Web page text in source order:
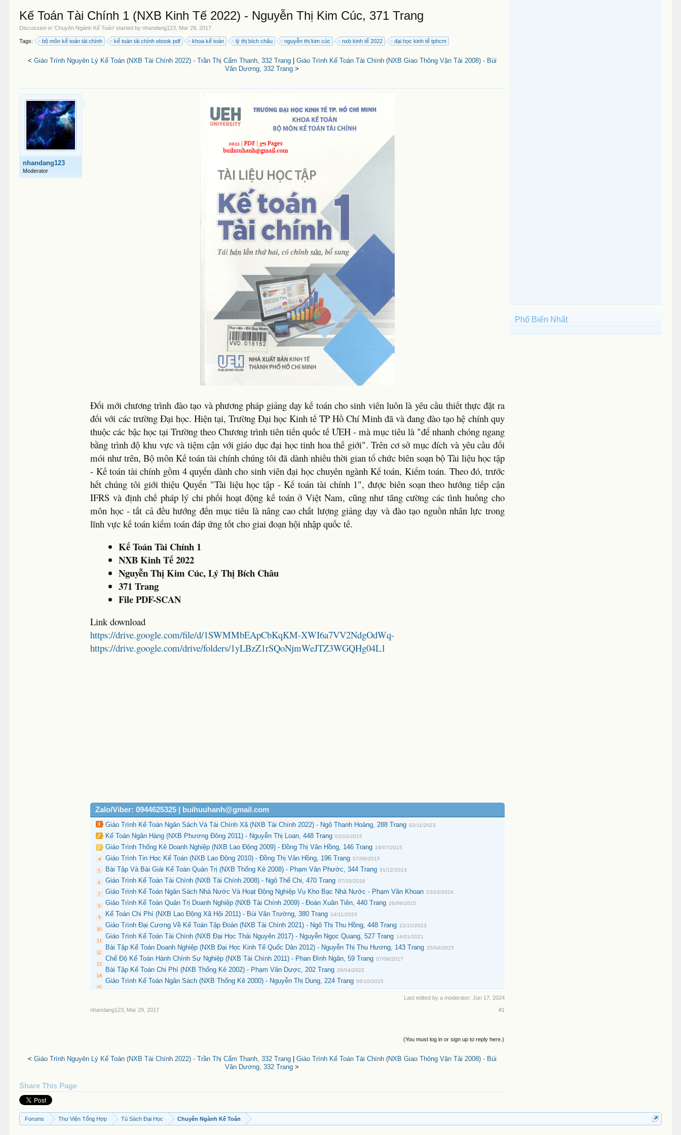
Kế Toán Tài Chính 1 (NXB Kinh Tế 2022) - Nguyễn Thị Kim Cúc, 371 Trang
Discussion in 'Chuyên Ngành Kế Toán' started bynhandang123 Mar 29, 2017
Tags: bộ môn kế toán tài chính kế toán tài chính ebook pdf khoa kế toán lý thị bích châu nguyễn thị kim cúc nxb kinh tế 2022 đại học kinh tế tphcm
< Giáo Trình Nguyên Lý Kế Toán (NXB Tài Chính 2022) - Trần Thị Cẩm Thanh, 332 Trang| Giáo Trình Kế Toán Tài Chính (NXB Giao Thông Vận Tải 2008) - Bùi
Văn Dương, 332 Trang >
nhandang123
Moderator
Đổi mới chương trình đào tạo và phương pháp giảng dạy kế toán cho sinh viên luôn là yêu cầu thiết thực đặt ra
đối với các trường Đại học. Hiện tại, Trường Đại học Kinh tế TP Hồ Chí Minh đã và đang đào tạo hệ chính quy
thuộc các bậc học tại Trường theo Chương trình tiên tiến quốc tế ƯEH - mà mục tiêu là "để nhanh chóng ngang
bằng trình độ khu vực và tiệm cận với giáo dục đại học tinh hoa thế giới". Trên cơ sở mục đích và yêu cầu đổi
mói như trên, Bộ môn Kế toán tài chính chúng tôi đã dành nhiều thời gian tổ chức biên soạn bộ Tài liệu học tập
- Kế toán tài chính gồm 4 quyển dành cho sinh viên đại học chuyên ngành Kế toán, Kiểm toán. Theo đó, trước
hết chúng tôi giới thiệu Quyển "Tài liệu học tập - Kế toán tài chính 1", được biên soạn theo hướng tiếp cận
IFRS và định chế pháp lý chi phối hoạt động kế toán ở Việt Nam, cũng như tăng cường các tình huống cho
môn học - tất cả đều hướng đến mục tiêu là nâng cao chất lượng giảng dạy và đào tạo nguồn nhân lực trong
lĩnh vực kế toán kiểm toán đáp ứng tốt cho giai đoạn hội nhập quốc tế.
Kế Toán Tài Chính 1
NXB Kinh Tế 2022
Nguyễn Thị Kim Cúc, Lý Thị Bích Châu
371 Trang
File PDF-SCAN
Link download
https://drive.google.com/file/d/1SWMMbEApCbKqKM-XWI6a7VV2NdgOdWq-
https://drive.google.com/drive/folders/1yLBzZ1rSQoNjmWeJTZ3WGQHg04L1
Zalo/Viber: 0944625325 | buihuuhanh@gmail.com
Giáo Trình Kế Toán Ngân Sách Và Tài Chính Xã (NXB Tài Chính 2022) - Ngô Thanh Hoàng, 288 Trang 02/11/2023
Kế Toán Ngân Hàng (NXB Phương Đông 2011) - Nguyễn Thị Loan, 448 Trang 03/10/2015
Giáo Trình Thống Kê Doanh Nghiệp (NXB Lao Động 2009) - Đồng Thị Vân Hồng, 146 Trang 19/07/2015
Giáo Trình Tin Học Kế Toán (NXB Lao Động 2010) - Đồng Thị Vân Hồng, 196 Trang 07/06/2015
Bài Tập Và Bài Giải Kế Toán Quản Trị (NXB Thống Kê 2008) - Phạm Văn Phước, 344 Trang 31/12/2013
Giáo Trình Kế Toán Tài Chính (NXB Tài Chính 2008) - Ngô Thế Chi, 470 Trang 07/10/2016
Giáo Trình Kế Toán Ngân Sách Nhà Nước Và Hoạt Động Nghiệp Vụ Kho Bạc Nhà Nước - Phạm Văn Khoan 23/03/2024
Giáo Trình Kế Toán Quản Trị Doanh Nghiệp (NXB Tài Chính 2009) - Đoàn Xuân Tiên, 440 Trang 26/09/2015
Kế Toán Chi Phí (NXB Lao Động Xã Hội 2011) - Bùi Văn Trường, 380 Trang 14/11/2023
Giáo Trình Đại Cương Về Kế Toán Tập Đoàn (NXB Tài Chính 2021) - Ngô Thị Thu Hồng, 448 Trang 12/10/2023
Giáo Trình Kế Toán Tài Chính (NXB Đại Học Thái Nguyên 2017) - Nguyễn Ngọc Quang, 527 Trang 14/01/2021
Bài Tập Kế Toán Doanh Nghiệp (NXB Đại Học Kinh Tế Quốc Dân 2012) - Nguyễn Thị Thu Hương, 143 Trang 25/04/2015
Chế Độ Kế Toán Hành Chính Sự Nghiệp (NXB Tài Chính 2011) - Phan Đình Ngân, 59 Trang 07/09/2017
Bài Tập Kế Toán Chi Phí (NXB Thống Kê 2002) - Phạm Văn Dược, 202 Trang 26/04/2022
Giáo Trình Kế Toán Ngân Sách (NXB Thống Kê 2000) - Nguyễn Thị Dung, 224 Trang 06/10/2015
Last edited by a moderator: Jun 17, 2024
nhandang123
Mar 29, 2017 #1
(You must log in or sign up to reply here.)
< Giáo Trình Nguyên Lý Kế Toán (NXB Tài Chính 2022) - Trần Thị Cẩm Thanh, 332 Trang| Giáo Trình Kế Toán Tài Chính (NXB Giao Thông Vận Tải 2008) - Bùi
Văn Dương, 332 Trang >
Share This Page
Phổ Biến Nhất
Forums Thư Viện Tổng Hợp Tủ Sách Đại Học Chuyên Ngành Kế Toán